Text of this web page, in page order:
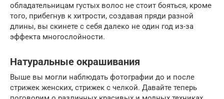
обладательницам густых волос не стоит бояться, кроме
того, прибегнув к хитрости, создавая пряди разной
длины, вы скинете с себя далеко не один год из-за
эффекта многослойности.
Натуральные окрашивания
Выше вы могли наблюдать фотографии до и после
стрижек женских, стрижек с челкой. Давайте теперь